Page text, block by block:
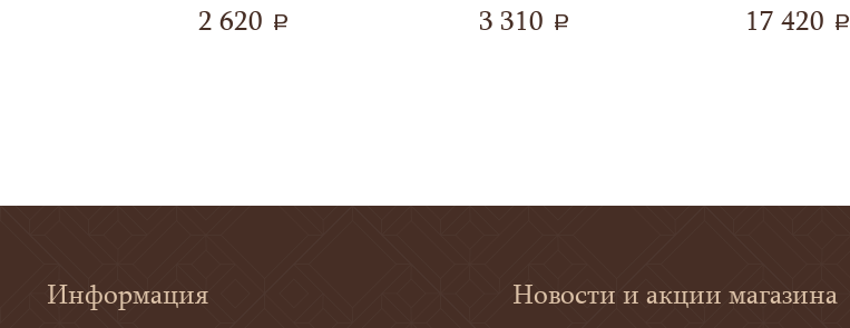
2 620 a 3 310 a 17 420 a
Информация Новости и акции магазина